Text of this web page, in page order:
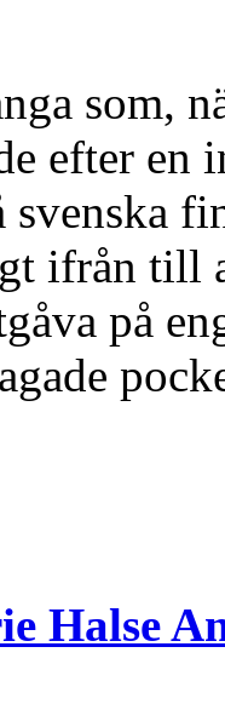
som,
efter
svenska
ifrån till
på
Halse